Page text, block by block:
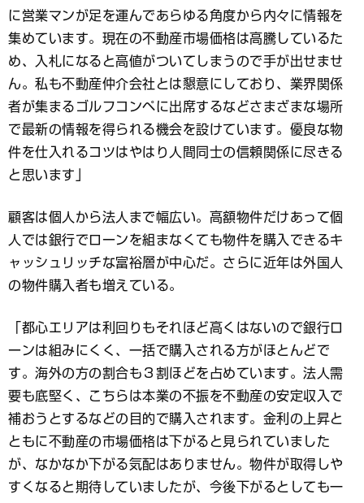
に営業マンが足を運んであらゆる角度から内々に情報を
集めています。現在の不動産市場価格は高騰しているた
め、入札になると高値がついてしまうので手が出せませ
ん。私も不動産仲介会社とは懇意にしており、業界関係
者が集まるゴルフコンペに出席するなどさまざまな場所
で最新の情報を得られる機会を設けています。優良な物
件を仕入れるコツはやはり人間同士の信頼関係に尽きる
と思います」
顧客は個人から法人まで幅広い。高額物件だけあって個
人では銀行でローンを組まなくても物件を購入できるキ
ャッシュリッチな富裕層が中心だ。さらに近年は外国人
の物件購入者も増えている。
「都心エリアは利回りもそれほど高くはないので銀行ロ
ーンは組みにくく、一括で購入される方がほとんどで
す。海外の方の割合も３割ほどを占めています。法人需
要も底堅く、こちらは本業の不振を不動産の安定収入で
補おうとするなどの目的で購入されます。金利の上昇と
ともに不動産の市場価格は下がると見られていました
が、なかなか下がる気配はありません。物件が取得しや
すくなると期待していましたが、今後下がるとしても一